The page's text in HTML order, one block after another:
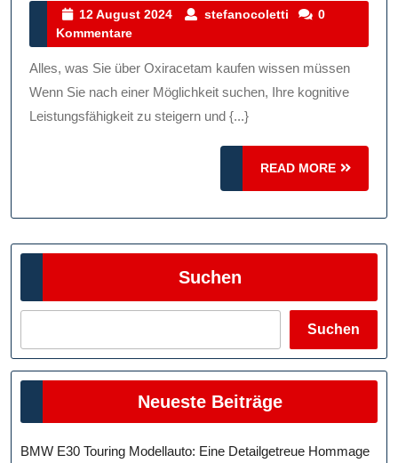
Oxiracetam
Kaufen
Deine
Kognitive
Leistung!
12 August 2024
12
2024
stefanocoletti stefanocoletti
0
Kommentare
Alles, was Sie über Oxiracetam kaufen wissen müssen
Wenn Sie nach einer Möglichkeit suchen, Ihre kognitive
Leistungsfähigkeit zu steigern und {...}
READ MORE
READ
MORE
Suchen
Suchen
Neueste Beiträge
BMW E30 Touring Modellauto: Eine Detailgetreue Hommage